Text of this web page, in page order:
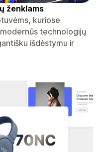
ženklams
kuriose
technologijų
išdėstymu ir